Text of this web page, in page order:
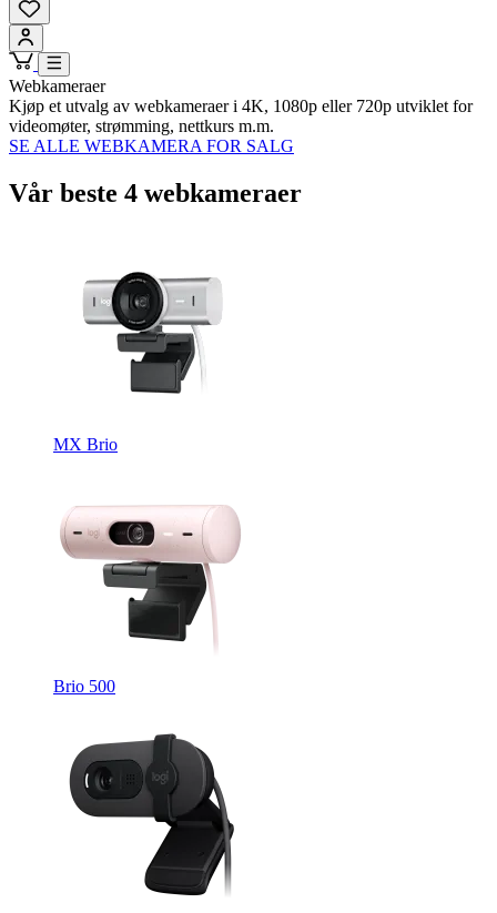
Webkameraer
Kjøp et utvalg av webkameraer i 4K, 1080p eller 720p utviklet for
videomøter, strømming, nettkurs m.m.
SE ALLE WEBKAMERA FOR SALG
Vår beste 4 webkameraer
MX Brio
Brio 500